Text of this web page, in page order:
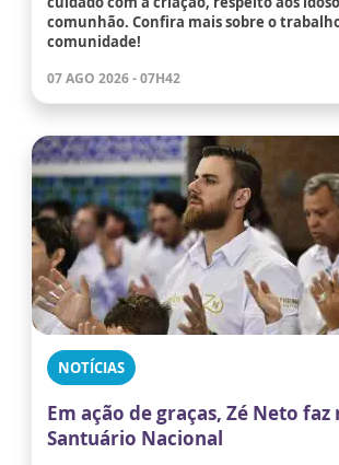
comunhão. Confira mais sobre o
comunidade!
07 AGO 2026 - 07H42
NOTÍCIAS
Em ação de graças, Zé Neto
Santuário Nacional